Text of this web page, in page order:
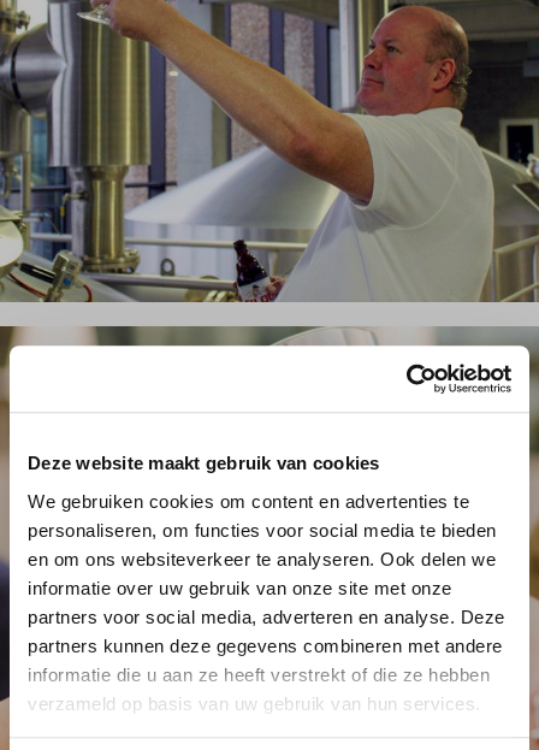
Deze website maakt gebruik van cookies
We gebruiken cookies om content en advertenties te
personaliseren, om functies voor social media te bieden
en om ons websiteverkeer te analyseren. Ook delen we
informatie over uw gebruik van onze site met onze
partners voor social media, adverteren en analyse. Deze
partners kunnen deze gegevens combineren met andere
informatie die u aan ze heeft verstrekt of die ze hebben
verzameld op basis van uw gebruik van hun services.